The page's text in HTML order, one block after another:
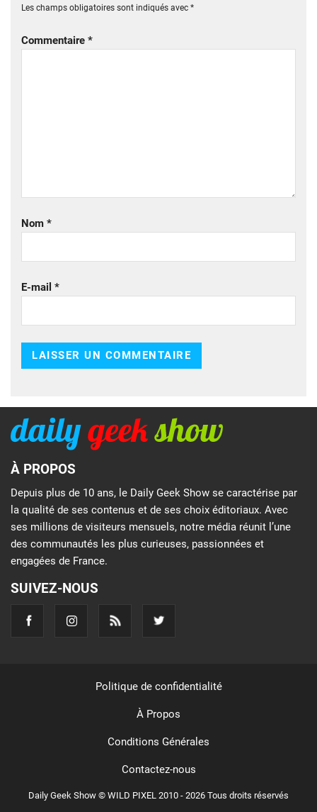
Les champs obligatoires sont indiqués avec *
Commentaire *
Nom *
E-mail *
À PROPOS
Depuis plus de 10 ans, le Daily Geek Show se caractérise par
la qualité de ses contenus et de ses choix éditoriaux. Avec
ses millions de visiteurs mensuels, notre média réunit l’une
des communautés les plus curieuses, passionnées et
engagées de France.
SUIVEZ-NOUS
Daily Geek Show © WILD PIXEL 2010 - 2026 Tous droits réservés
Politique de confidentialité
À Propos
Conditions Générales
Contactez-nous